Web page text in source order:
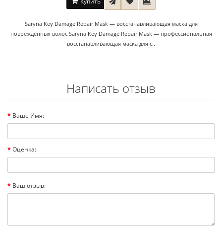
Saryna Key Damage Repair Mask — восстанавливающая маска для
поврежденных волос Saryna Key Damage Repair Mask — профессиональная
восстанавливающая маска для с..
Написать отзыв
Ваше Имя:
Оценка:
Ваш отзыв: